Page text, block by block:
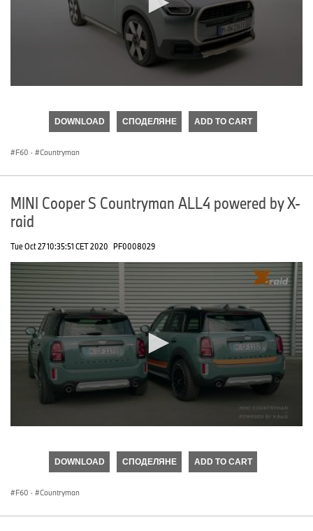
seconds
DOWNLOAD СПОДЕЛЯНЕ ADD TO CART
F60 · Countryman
MINI Cooper S Countryman ALL4 powered by X-
raid
Tue Oct 27 10:35:51 CET 2020 PF0008029
seconds
DOWNLOAD СПОДЕЛЯНЕ ADD TO CART
F60 · Countryman